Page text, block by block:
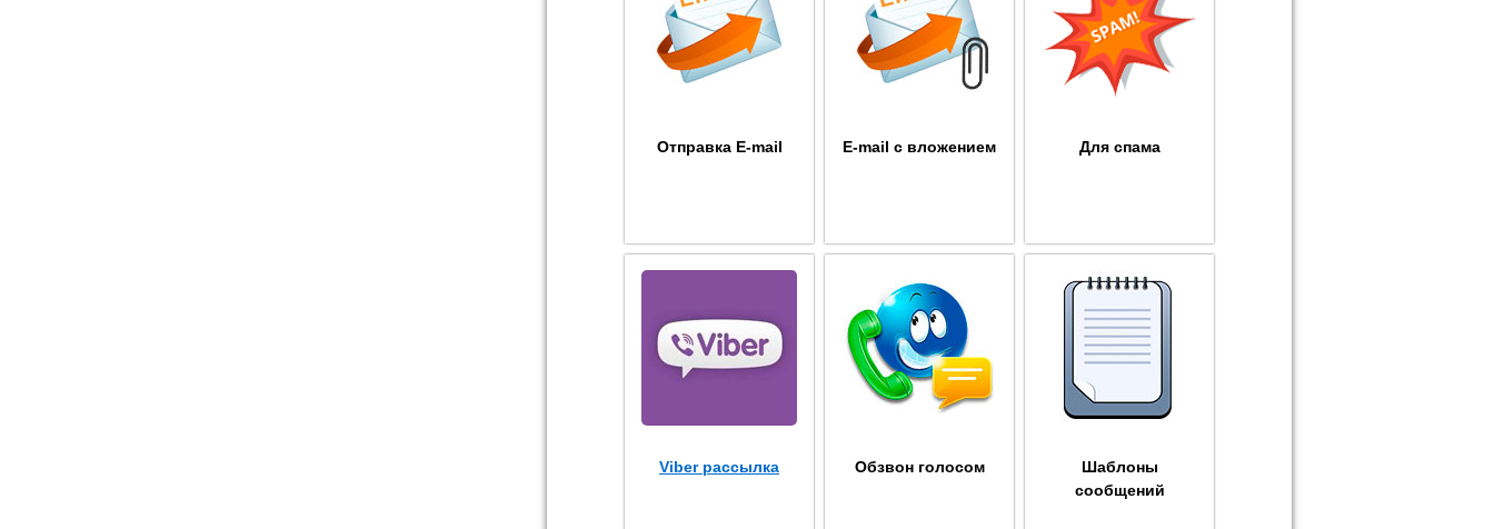
Отправка E-mail E-mail с вложением Для спама
Viber рассылка Обзвон голосом
Шаблоны
сообщений